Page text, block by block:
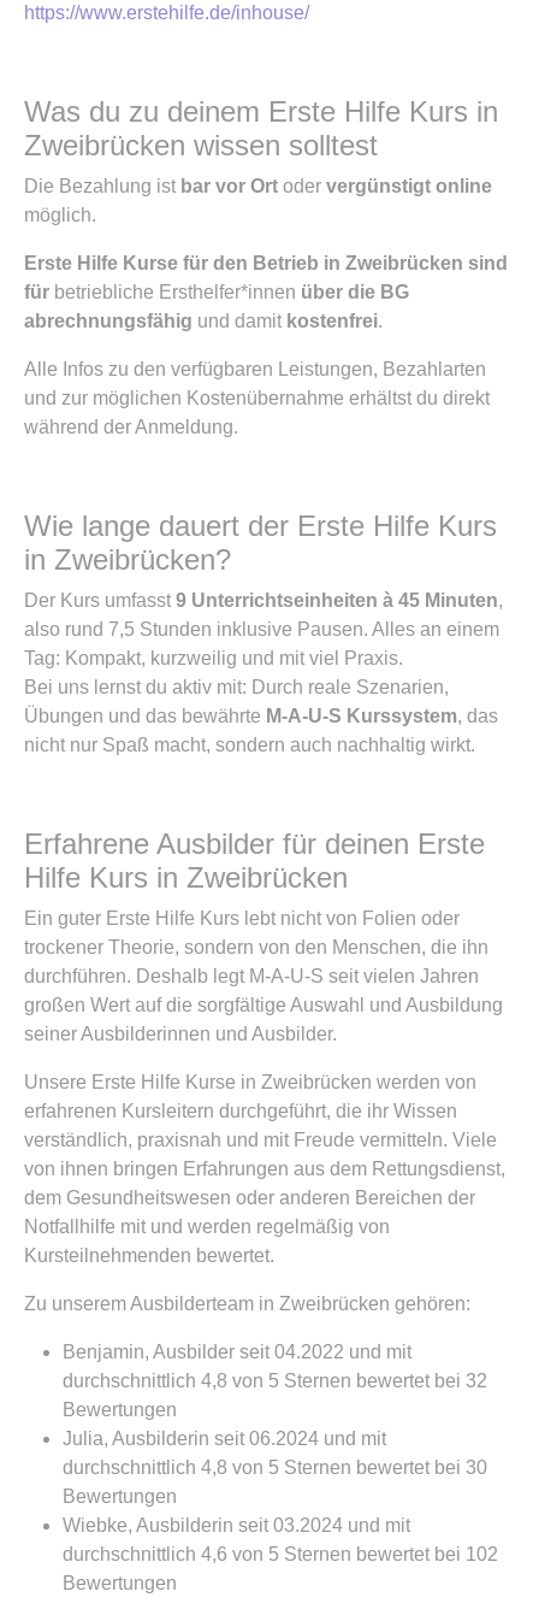
https://www.erstehilfe.de/inhouse/
Was du zu deinem Erste Hilfe Kurs in
Zweibrücken wissen solltest
Die Bezahlung ist bar vor Ort oder vergünstigt online
möglich.
Erste Hilfe Kurse für den Betrieb in Zweibrücken sind
für betriebliche Ersthelfer*innen über die BG
abrechnungsfähig und damit kostenfrei.
Alle Infos zu den verfügbaren Leistungen, Bezahlarten
und zur möglichen Kostenübernahme erhältst du direkt
während der Anmeldung.
Wie lange dauert der Erste Hilfe Kurs
in Zweibrücken?
Der Kurs umfasst 9 Unterrichtseinheiten à 45 Minuten,
also rund 7,5 Stunden inklusive Pausen. Alles an einem
Tag: Kompakt, kurzweilig und mit viel Praxis.
Bei uns lernst du aktiv mit: Durch reale Szenarien,
Übungen und das bewährte M-A-U-S Kurssystem, das
nicht nur Spaß macht, sondern auch nachhaltig wirkt.
Erfahrene Ausbilder für deinen Erste
Hilfe Kurs in Zweibrücken
Ein guter Erste Hilfe Kurs lebt nicht von Folien oder
trockener Theorie, sondern von den Menschen, die ihn
durchführen. Deshalb legt M-A-U-S seit vielen Jahren
großen Wert auf die sorgfältige Auswahl und Ausbildung
seiner Ausbilderinnen und Ausbilder.
Unsere Erste Hilfe Kurse in Zweibrücken werden von
erfahrenen Kursleitern durchgeführt, die ihr Wissen
verständlich, praxisnah und mit Freude vermitteln. Viele
von ihnen bringen Erfahrungen aus dem Rettungsdienst,
dem Gesundheitswesen oder anderen Bereichen der
Notfallhilfe mit und werden regelmäßig von
Kursteilnehmenden bewertet.
Zu unserem Ausbilderteam in Zweibrücken gehören:
Benjamin, Ausbilder seit 04.2022 und mit
durchschnittlich 4,8 von 5 Sternen bewertet bei 32
Bewertungen
Julia, Ausbilderin seit 06.2024 und mit
durchschnittlich 4,8 von 5 Sternen bewertet bei 30
Bewertungen
Wiebke, Ausbilderin seit 03.2024 und mit
durchschnittlich 4,6 von 5 Sternen bewertet bei 102
Bewertungen